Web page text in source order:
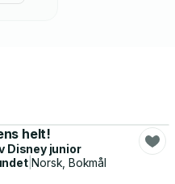
helt!
Disney junior
|Norsk, Bokmål